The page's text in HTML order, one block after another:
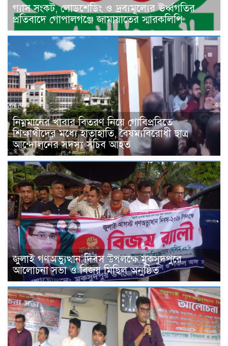
গ্যাস সংকট, লোডশেডিং ও দ্রব্যমূল্যের ঊর্ধ্বগতির
প্রতিবাদে গোপালগঞ্জে জামায়াতের স্মারকলিপি
নিম্নমানের খাবার বিতরণ নিয়ে গোবিপ্রবিতে
শিক্ষার্থীদের মধ্যে হাতাহাতি, বৈষম্যবিরোধী ছাত্র
আন্দোলনের সদস্য সচিব আহত
জুলাই গণঅভ্যুত্থান দিবস উপলক্ষে মুকসুদপুরে
আলোচনা সভা ও বিজয় মিছিল অনুষ্ঠিত